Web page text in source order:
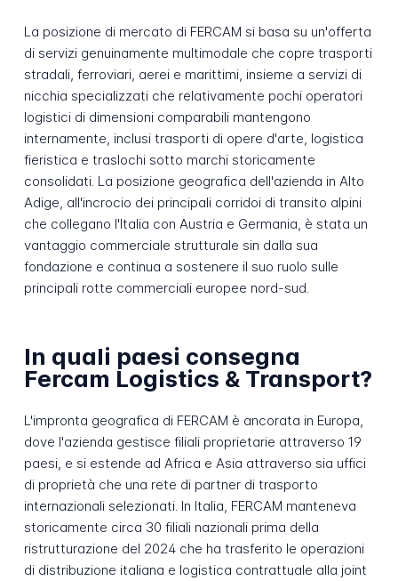
La posizione di mercato di FERCAM si basa su un'offerta
di servizi genuinamente multimodale che copre trasporti
stradali, ferroviari, aerei e marittimi, insieme a servizi di
nicchia specializzati che relativamente pochi operatori
logistici di dimensioni comparabili mantengono
internamente, inclusi trasporti di opere d'arte, logistica
fieristica e traslochi sotto marchi storicamente
consolidati. La posizione geografica dell'azienda in Alto
Adige, all'incrocio dei principali corridoi di transito alpini
che collegano l'Italia con Austria e Germania, è stata un
vantaggio commerciale strutturale sin dalla sua
fondazione e continua a sostenere il suo ruolo sulle
principali rotte commerciali europee nord-sud.
In quali paesi consegna
Fercam Logistics & Transport?
L'impronta geografica di FERCAM è ancorata in Europa,
dove l'azienda gestisce filiali proprietarie attraverso 19
paesi, e si estende ad Africa e Asia attraverso sia uffici
di proprietà che una rete di partner di trasporto
internazionali selezionati. In Italia, FERCAM manteneva
storicamente circa 30 filiali nazionali prima della
ristrutturazione del 2024 che ha trasferito le operazioni
di distribuzione italiana e logistica contrattuale alla joint